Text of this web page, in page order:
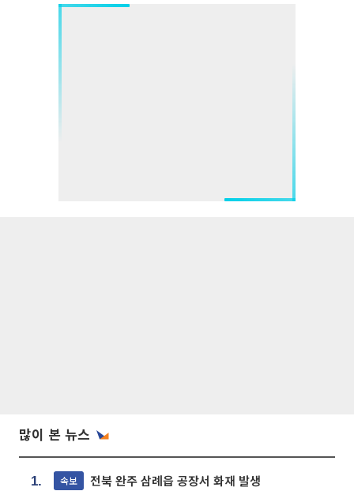
많이 본 뉴스
1. 속보 전북 완주 삼례읍 공장서 화재 발생